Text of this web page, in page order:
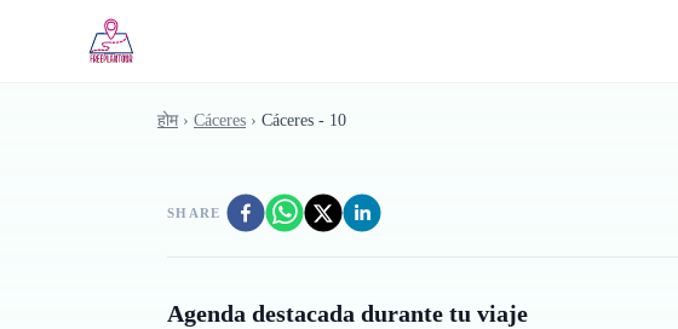
होम › Cáceres › Cáceres - 10
SHARE
Agenda destacada durante tu viaje